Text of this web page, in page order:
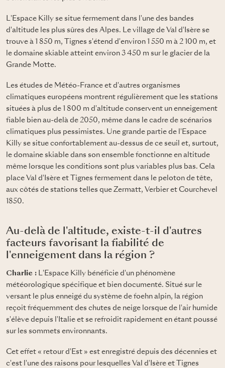
L'Espace Killy se situe fermement dans l'une des bandes
d'altitude les plus sûres des Alpes. Le village de Val d'Isère se
trouve à 1 850 m, Tignes s'étend d'environ 1 550 m à 2 100 m, et
le domaine skiable atteint environ 3 450 m sur le glacier de la
Grande Motte.
Les études de Météo-France et d'autres organismes
climatiques européens montrent régulièrement que les stations
situées à plus de 1 800 m d'altitude conservent un enneigement
fiable bien au-delà de 2050, même dans le cadre de scénarios
climatiques plus pessimistes. Une grande partie de l'Espace
Killy se situe confortablement au-dessus de ce seuil et, surtout,
le domaine skiable dans son ensemble fonctionne en altitude
même lorsque les conditions sont plus variables plus bas. Cela
place Val d'Isère et Tignes fermement dans le peloton de tête,
aux côtés de stations telles que Zermatt, Verbier et Courchevel
1850.
Au-delà de l'altitude, existe-t-il d'autres
facteurs favorisant la fiabilité de
l'enneigement dans la région ?
Charlie : L'Espace Killy bénéficie d'un phénomène
météorologique spécifique et bien documenté. Situé sur le
versant le plus enneigé du système de foehn alpin, la région
reçoit fréquemment des chutes de neige lorsque de l'air humide
s'élève depuis l'Italie et se refroidit rapidement en étant poussé
sur les sommets environnants.
Cet effet « retour d'Est » est enregistré depuis des décennies et
c'est l'une des raisons pour lesquelles Val d'Isère et Tignes